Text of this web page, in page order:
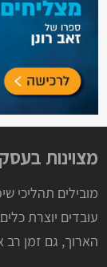
מצוינות
מובילים תהליכי
עובדים יוצרת
הארוך, גם זמן